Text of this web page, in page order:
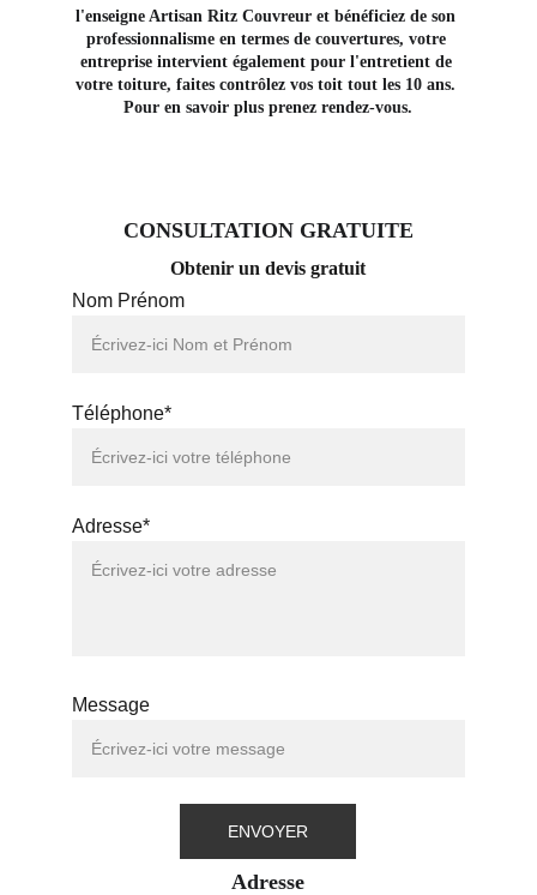
Nom Prénom
Téléphone*
Adresse*
Message
ENVOYER
Adresse
l'enseigne Artisan Ritz Couvreur et bénéficiez de son
professionnalisme en termes de couvertures, votre
entreprise intervient également pour l'entretient de
votre toiture, faites contrôlez vos toit tout les 10 ans.
Pour en savoir plus prenez rendez-vous.
CONSULTATION GRATUITE
Obtenir un devis gratuit